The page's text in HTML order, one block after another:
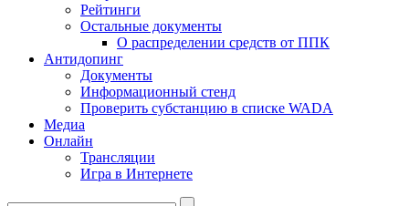
Рейтинги
Остальные документы
О распределении средств от ППК
Антидопинг
Документы
Информационный стенд
Проверить субстанцию в списке WADA
Медиа
Онлайн
Трансляции
Игра в Интернете